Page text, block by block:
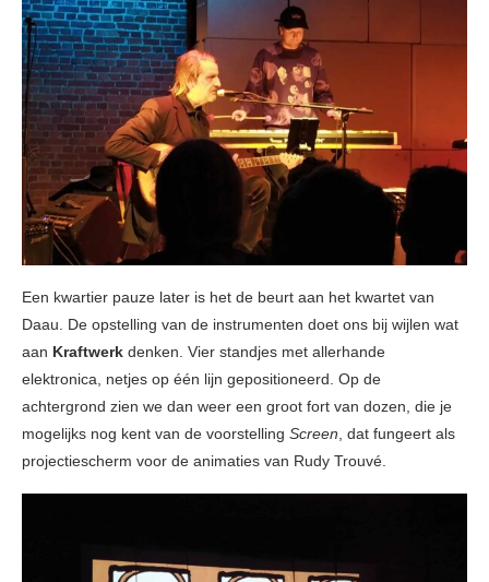
Een kwartier pauze later is het de beurt aan het kwartet van
Daau. De opstelling van de instrumenten doet ons bij wijlen wat
aan Kraftwerk denken. Vier standjes met allerhande
elektronica, netjes op één lijn gepositioneerd. Op de
achtergrond zien we dan weer een groot fort van dozen, die je
mogelijks nog kent van de voorstelling Screen , dat fungeert als
projectiescherm voor de animaties van Rudy Trouvé.